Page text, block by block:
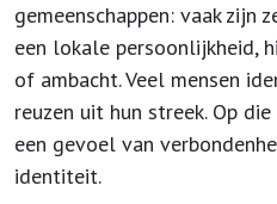
gemeenschappen: vaak zijn
een lokale persoonlijkheid,
of ambacht. Veel mensen
reuzen uit hun streek. Op
een gevoel van
identiteit.